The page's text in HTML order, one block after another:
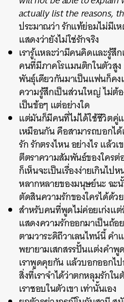
actually list the reasons,
ประมาณว่า รักแท้ย่อมไม่มีเ
แสดงว่ายังไม่ใช่รักจริง
เรารู้แหละว่ามีคนคิดและรู้สึ
คนที่มีภาคโรแมนติกในตัวสู
พันธุ์เดียวกันมาเป็นแฟนก็คง
ความรู้สึกเป็นส่วนใหญ่ ไม่ต้
เป็นข้อๆ แต่อย่างใด
แต่มันก็มีคนที่ไม่ได้ใช้ชีวิตคู่
เหมือนกัน คือสามารถบอกได้
รัก รักตรงไหน อย่างไร แล้ว
ตีตราความสัมพันธ์ของใครต่
ก็เห็นจะเป็นเรื่องง่ายเกินไป
หลากหลายของมนุษย์นะ ฉะนั้
ตัดสินความรักของใครได้ด้ว
สำหรับคนที่พูดไม่ค่อยเก่งแ
แสดงความรักออกมาเป็นถ้
ตามวาระดิถีวาเลนไทน์นี้ ค
พยายามเสกสรรปั้นแต่งคำพู
เราพูดคุยกัน แล้วบอกออกไป
สิ่งที่เราจำได้ว่าตกหลุมรักใ
เราชอบในตัวเขา เท่านั้นเอง